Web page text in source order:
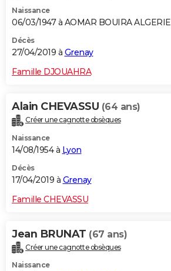
Naissance
06/03/1947 à AOMAR BOUIRA ALGERIE
Décès
27/04/2019 à Grenay
Famille DJOUAHRA
Alain CHEVASSU (64 ans)
Créer une cagnotte obsèques
Naissance
14/08/1954 à Lyon
Décès
17/04/2019 à Grenay
Famille CHEVASSU
Jean BRUNAT (67 ans)
Créer une cagnotte obsèques
Naissance